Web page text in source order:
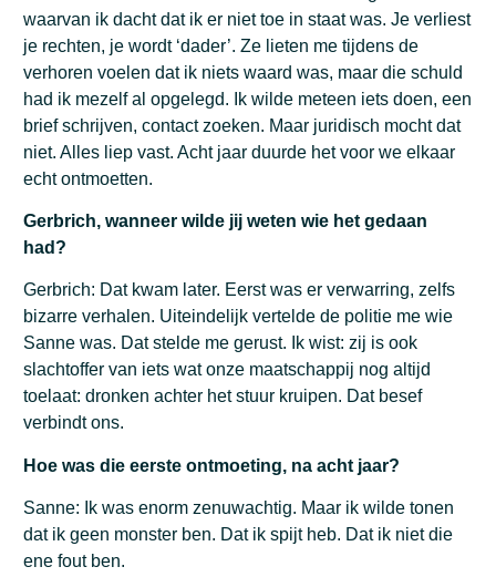
waarvan ik dacht dat ik er niet toe in staat was. Je verliest
je rechten, je wordt ‘dader’. Ze lieten me tijdens de
verhoren voelen dat ik niets waard was, maar die schuld
had ik mezelf al opgelegd. Ik wilde meteen iets doen, een
brief schrijven, contact zoeken. Maar juridisch mocht dat
niet. Alles liep vast. Acht jaar duurde het voor we elkaar
echt ontmoetten.
Gerbrich, wanneer wilde jij weten wie het gedaan
had?
Gerbrich: Dat kwam later. Eerst was er verwarring, zelfs
bizarre verhalen. Uiteindelijk vertelde de politie me wie
Sanne was. Dat stelde me gerust. Ik wist: zij is ook
slachtoffer van iets wat onze maatschappij nog altijd
toelaat: dronken achter het stuur kruipen. Dat besef
verbindt ons.
Hoe was die eerste ontmoeting, na acht jaar?
Sanne: Ik was enorm zenuwachtig. Maar ik wilde tonen
dat ik geen monster ben. Dat ik spijt heb. Dat ik niet die
ene fout ben.